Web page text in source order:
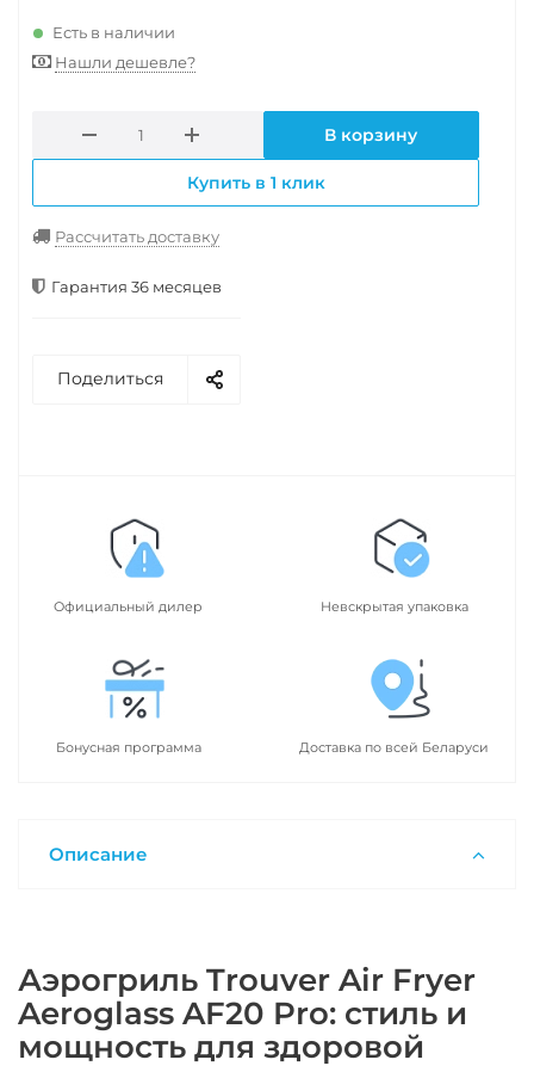
Есть в наличии
Нашли дешевле?
В корзину
Купить в 1 клик
Рассчитать доставку
Гарантия 36 месяцев
Поделиться
Официальный дилер Невскрытая упаковка
Бонусная программа Доставка по всей Беларуси
Описание
Аэрогриль Trouver Air Fryer
Aeroglass AF20 Pro: стиль и
мощность для здоровой